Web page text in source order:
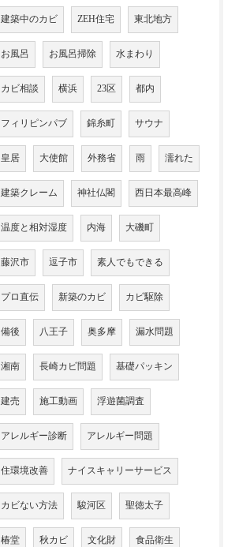
建築中のカビ ZEH住宅 東北地方
お風呂 お風呂掃除 水まわり
カビ相談 横浜 23区 都内
フィリピンパブ 錦糸町 サウナ
皇居 大使館 外務省 雨 濡れた
建築クレーム 神社仏閣 西日本最高峰
温度と相対湿度 内海 大磯町
藤沢市 逗子市 素人でもできる
プロ直伝 新築のカビ カビ駆除
備後 八王子 奥多摩 漏水問題
湘南 長崎カビ問題 基礎パッキン
建売 施工動画 浮遊菌調査
アレルギー診断 アレルギー問題
住環境改善 ナイスキャリーサービス
カビない方法 駿河区 聖徳太子
椿堂 秋カビ 文化財 食品衛生